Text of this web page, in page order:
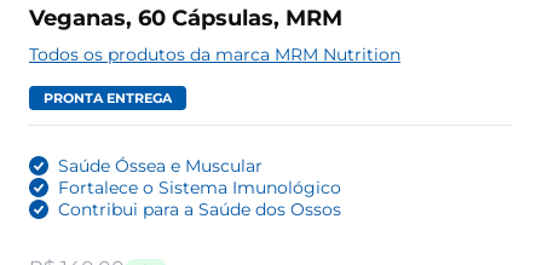
Veganas, 60 Cápsulas, MRM
Todos os produtos da marca MRM Nutrition
PRONTA ENTREGA
Saúde Óssea e Muscular
Fortalece o Sistema Imunológico
Contribui para a Saúde dos Ossos